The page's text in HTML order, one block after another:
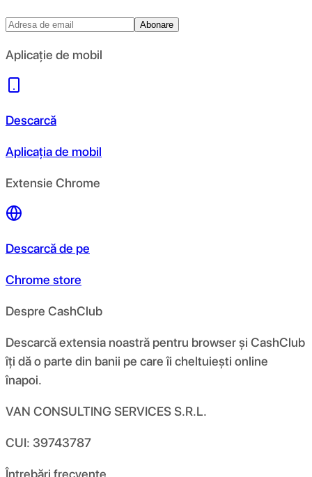
Abonare
Aplicație de mobil
Descarcă
Aplicația de mobil
Extensie Chrome
Descarcă de pe
Chrome store
Despre CashClub
Descarcă extensia noastră pentru browser și CashClub
îți dă o parte din banii pe care îi cheltuiești online
înapoi.
VAN CONSULTING SERVICES S.R.L.
CUI: 39743787
Întrebări frecvente